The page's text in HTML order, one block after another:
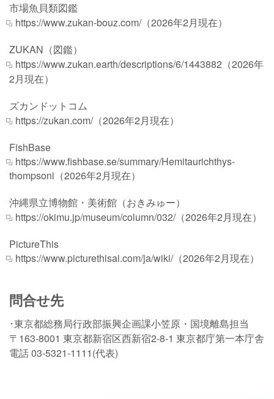
市場魚貝類図鑑
https://www.zukan-bouz.com/（2026年2月現在）
ZUKAN（図鑑）
https://www.zukan.earth/descriptions/6/1443882 （2026年
2月現在）
ズカンドットコム
https://zukan.com/（2026年2月現在）
FishBase
https://www.fishbase.se/summary/Hemitaurichthys-
thompsoni （2026年2月現在）
沖縄県立博物館・美術館（おきみゅー）
https://okimu.jp/museum/column/032/（2026年2月現在）
PictureThis
https://www.picturethisai.com/ja/wiki/（2026年2月現在）
問合せ先
･東京都総務局行政部振興企画課小笠原・国境離島担当
〒163-8001 東京都新宿区西新宿2-8-1 東京都庁第一本庁舎
電話 03-5321-1111(代表)